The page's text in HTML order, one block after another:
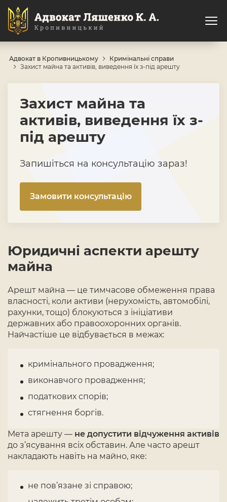
Адвокат в Кропивницькому
Кримінальні справи
Захист майна та активів, виведення їх з-під арешту
Захист майна та
активів, виведення їх з-
під арешту
Запишіться на консультацію зараз!
Замовити консультацію
Юридичні аспекти арешту
майна
Арешт майна — це тимчасове обмеження права
власності, коли активи (нерухомість, автомобілі,
рахунки, тощо) блокуються з ініціативи
державних або правоохоронних органів.
Найчастіше це відбувається в межах:
кримінального провадження;
виконавчого провадження;
податкових спорів;
стягнення боргів.
Мета арешту — не допустити відчуження активів
до з’ясування всіх обставин. Але часто арешт
накладають навіть на майно, яке:
не пов’язане зі справою;